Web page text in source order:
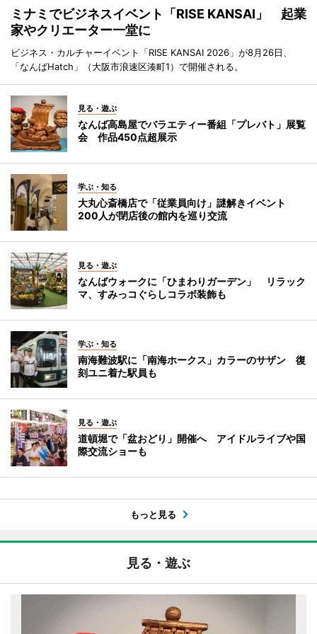
ミナミでビジネスイベント「RISE KANSAI」 起業
家やクリエーター一堂に
ビジネス・カルチャーイベント「RISE KANSAI 2026」が8月26日、
「なんばHatch」（大阪市浪速区湊町1）で開催される。
見る・遊ぶ
なんば高島屋でバラエティー番組「プレバト」展覧
会 作品450点超展示
学ぶ・知る
大丸心斎橋店で「従業員向け」謎解きイベント
200人が閉店後の館内を巡り交流
見る・遊ぶ
なんばウォークに「ひまわりガーデン」 リラック
マ、すみっコぐらしコラボ装飾も
学ぶ・知る
南海難波駅に「南海ホークス」カラーのサザン 復
刻ユニ着た駅員も
見る・遊ぶ
道頓堀で「盆おどり」開催へ アイドルライブや国
際交流ショーも
もっと見る
見る・遊ぶ